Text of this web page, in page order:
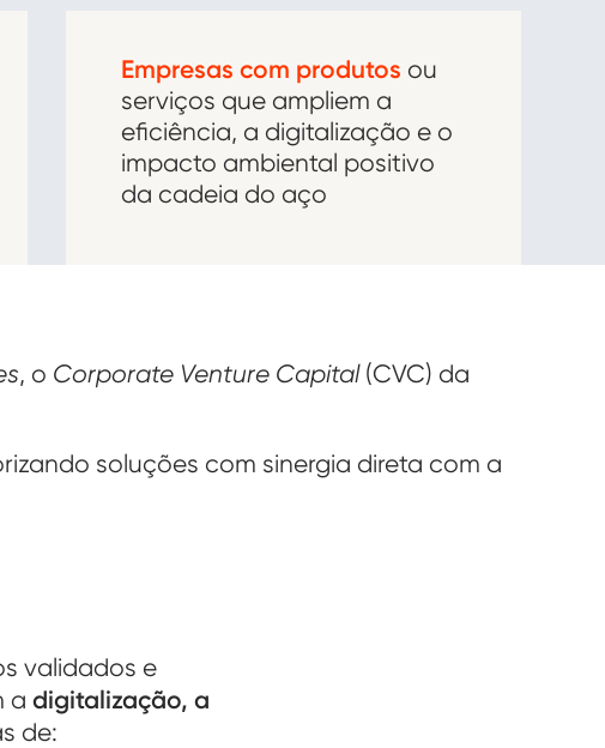
Empresas com produtos ou
serviços que ampliem a
eficiência, a digitalização e o
impacto ambiental positivo
da cadeia do aço
, o Corporate Venture Capital(CVC) da
soluções com sinergia direta com a
validados e
a digitalização, a
de: